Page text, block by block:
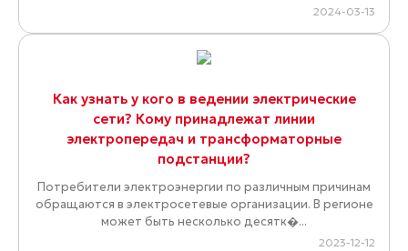
2024-03-13
Как узнать у кого в ведении электрические
сети? Кому принадлежат линии
электропередач и трансформаторные
подстанции?
Потребители электроэнергии по различным причинам
обращаются в электросетевые организации. В регионе
может быть несколько десятк�...
2023-12-12